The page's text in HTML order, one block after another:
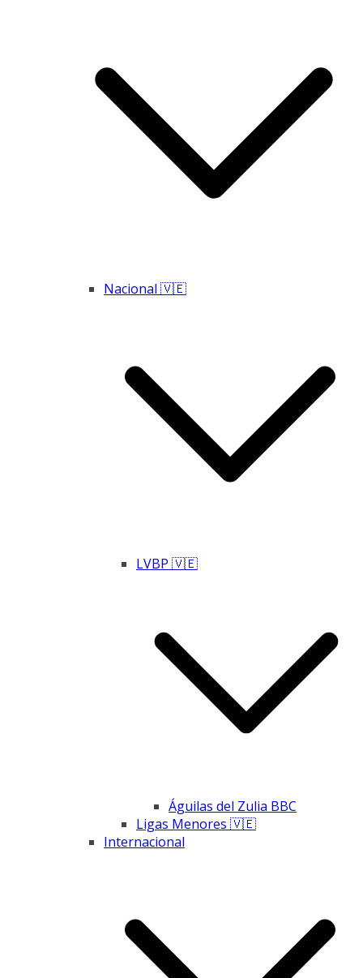
Nacional 🇻🇪
LVBP 🇻🇪
Águilas del Zulia BBC
Ligas Menores 🇻🇪
Internacional